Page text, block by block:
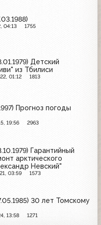
04:13 1755
Детский
из Тбилиси
01:12 1813
Прогноз погоды
19:56 2963
Гарантийный
арктического
Невский"
03:59 1573
30 лет Томскому
13:58 1271